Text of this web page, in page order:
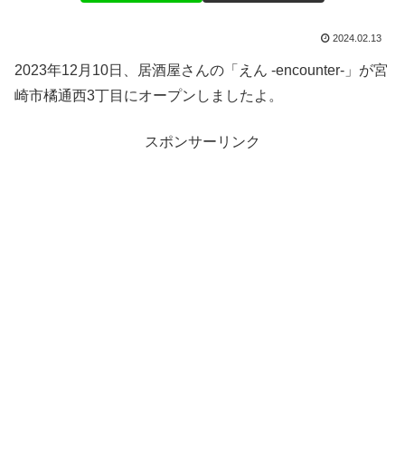
2024.02.13
2023年12月10日、居酒屋さんの「えん -encounter-」が宮
崎市橘通西3丁目にオープンしましたよ。
スポンサーリンク